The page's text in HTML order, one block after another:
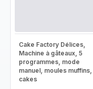
Cake Factory Délices,
Machine à gâteaux, 5
programmes, mode
manuel, moules muffins,
cakes